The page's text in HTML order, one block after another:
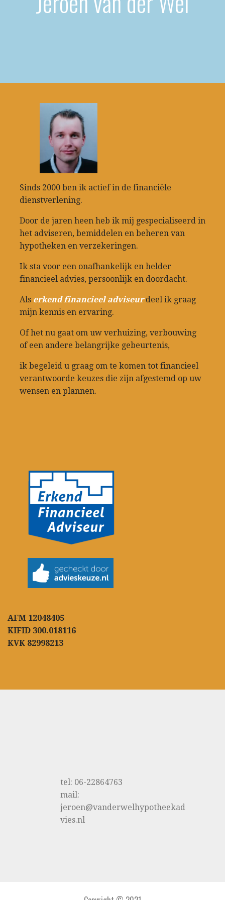
Sinds 2000 ben ik actief in de financiële
dienstverlening.
Door de jaren heen heb ik mij gespecialiseerd in
het adviseren, bemiddelen en beheren van
hypotheken en verzekeringen.
Ik sta voor een onafhankelijk en helder
financieel advies, persoonlijk en doordacht.
Als erkend financieel adviseurdeel ik graag
mijn kennis en ervaring.
Of het nu gaat om uw verhuizing, verbouwing
of een andere belangrijke gebeurtenis,
ik begeleid u graag om te komen tot financieel
verantwoorde keuzes die zijn afgestemd op uw
wensen en plannen.
AFM 12048405
KIFID 300.018116
KVK 82998213
tel: 06-22864763
mail:
jeroen@vanderwelhypotheekad
vies.nl